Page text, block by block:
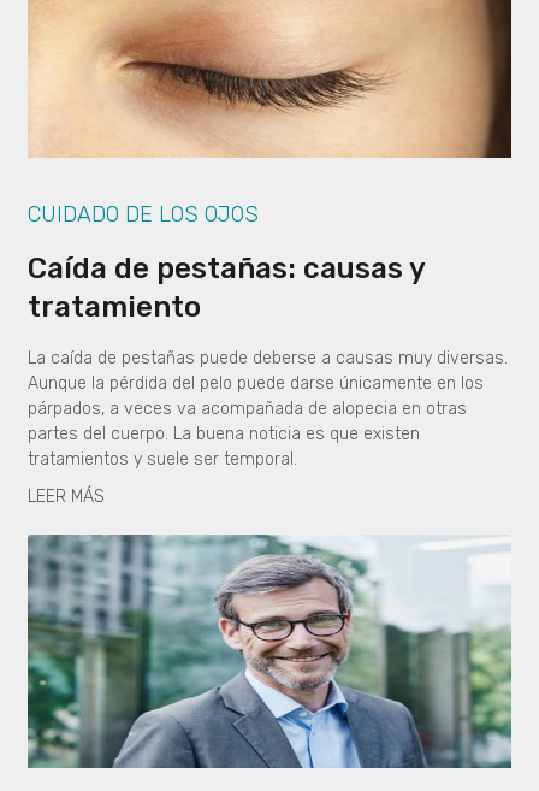
CUIDADO DE LOS OJOS
Caída de pestañas: causas y
tratamiento
La caída de pestañas puede deberse a causas muy diversas.
Aunque la pérdida del pelo puede darse únicamente en los
párpados, a veces va acompañada de alopecia en otras
partes del cuerpo. La buena noticia es que existen
tratamientos y suele ser temporal.
LEER MÁS